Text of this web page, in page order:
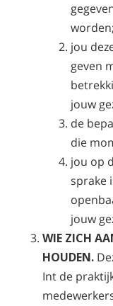
worden;
jou
geven
jouw
de
die
jou op
sprake
jouw
WIE ZICH
HOUDEN.
Int de